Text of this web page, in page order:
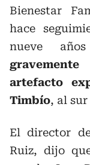
Bienestar
hace
nueve
artefacto
Timbío, al
El director
Ruiz, dijo